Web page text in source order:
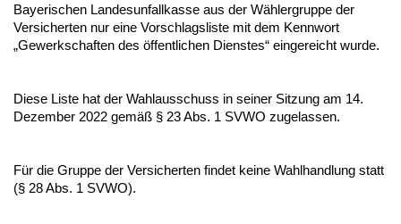
Bayerischen Landesunfallkasse aus der Wählergruppe der
Versicherten nur eine Vorschlagsliste mit dem Kennwort
„Gewerkschaften des öffentlichen Dienstes“ eingereicht wurde.
Diese Liste hat der Wahlausschuss in seiner Sitzung am 14.
Dezember 2022 gemäß § 23 Abs. 1 SVWO zugelassen.
Für die Gruppe der Versicherten findet keine Wahlhandlung statt
(§ 28 Abs. 1 SVWO).